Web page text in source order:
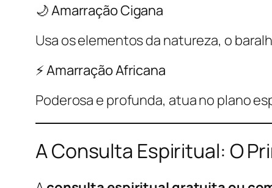
🌙 Amarração Cigana
Usa os elementos da natureza, o
⚡ Amarração Africana
Poderosa e profunda, atua no plano
A Consulta Espiritual: O